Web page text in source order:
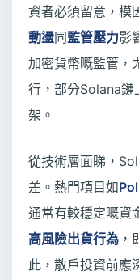
資者必須留意，模
動盪同監管壓力影
加密貨幣嘅監管，
行，部分Solana鏈
架。
從技術層面睇，
差。熱門項目如
通常有較穩定嘅資
高風險出貨行為 ，
此，散戶投資前應